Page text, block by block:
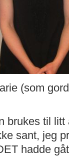
(som
brukes til
sant, jeg
hadde